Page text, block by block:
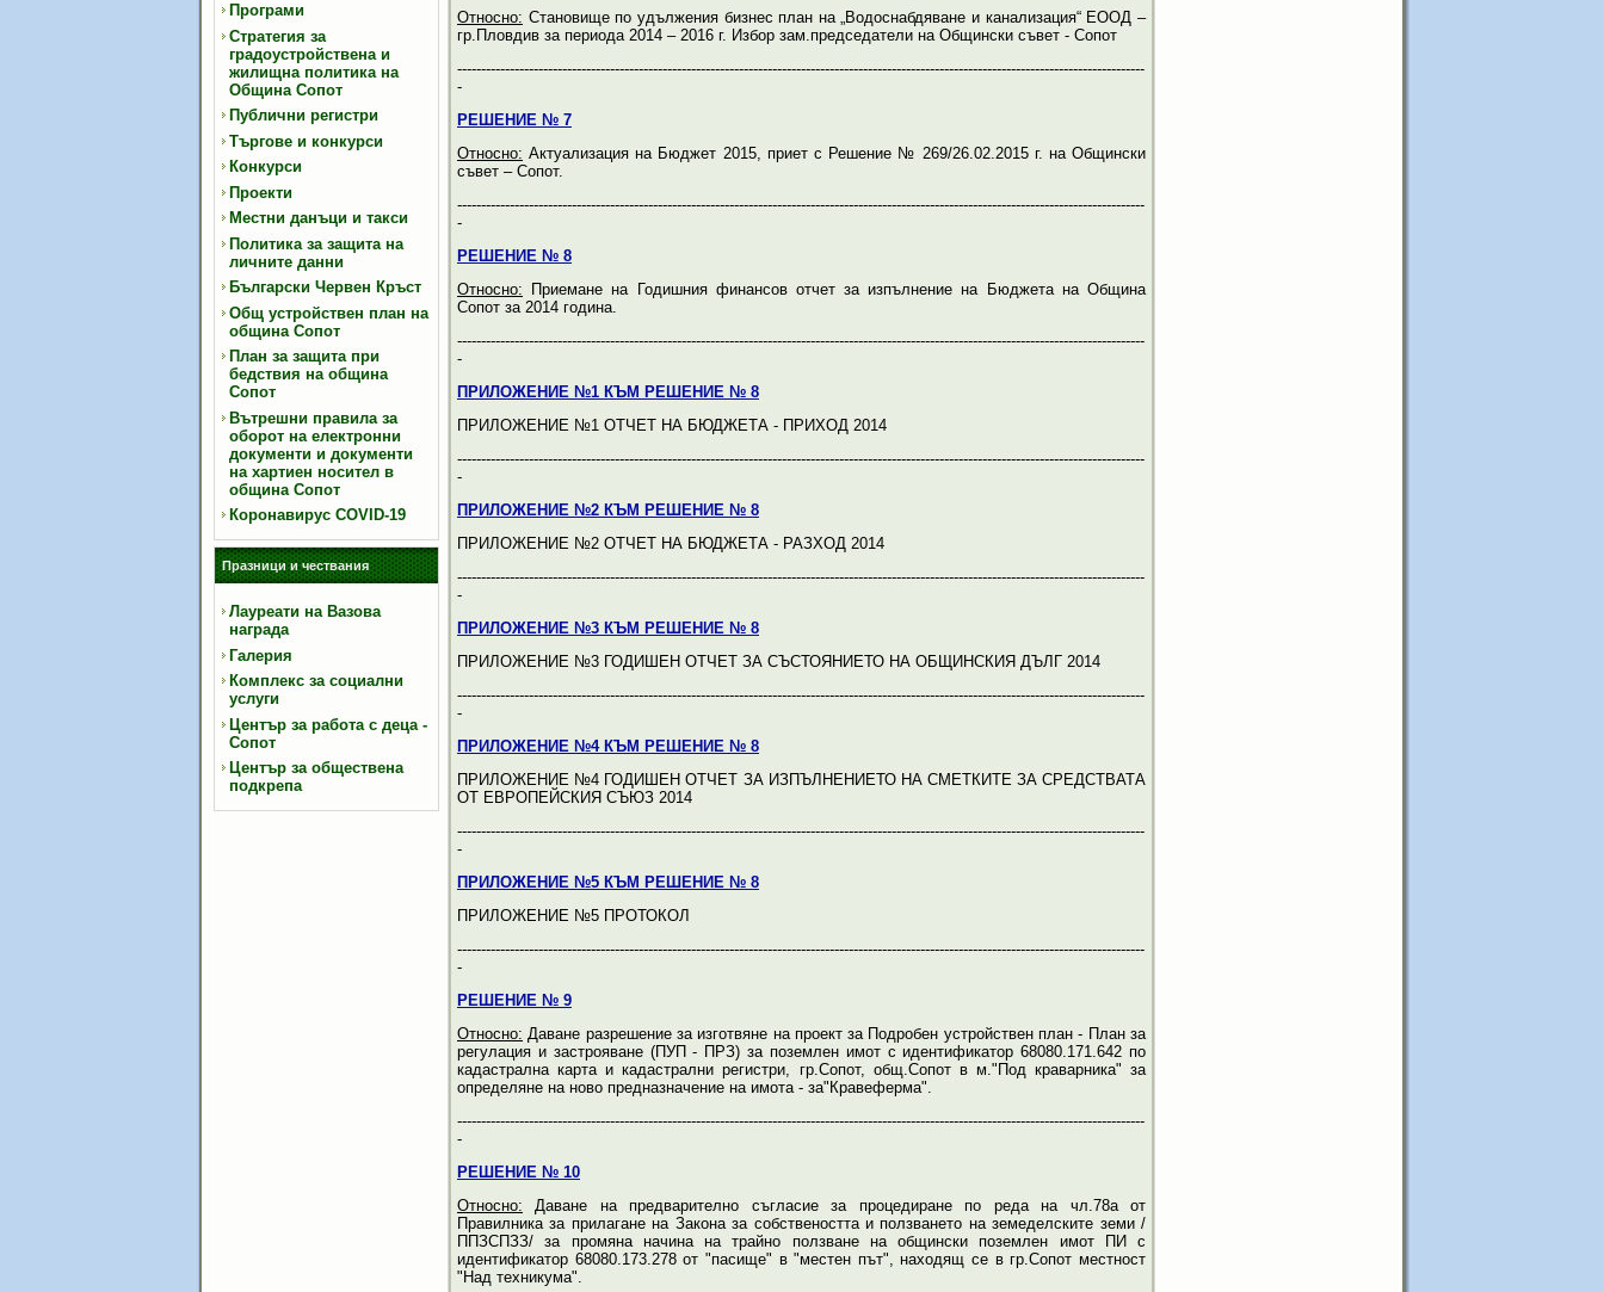
Програми
Стратегия за
градоустройствена и
жилищна политика на
Община Сопот
Публични регистри
Търгове и конкурси
Конкурси
Проекти
Местни данъци и такси
Политика за защита на
личните данни
Български Червен Кръст
Общ устройствен план на
община Сопот
План за защита при
бедствия на община
Сопот
Вътрешни правила за
оборот на електронни
документи и документи
на хартиен носител в
община Сопот
Коронавирус COVID-19
Празници и чествания
Лауреати на Вазова
награда
Галерия
Комплекс за социални
услуги
Център за работа с деца -
Сопот
Център за обществена
подкрепа
Относно: Становище по удължения бизнес план на „Водоснабдяване и канализация“ ЕООД –
гр.Пловдив за периода 2014 – 2016 г. Избор зам.председатели на Общински съвет - Сопот
------------------------------------------------------------------------------------------------------------------------------------------------
-
РЕШЕНИЕ № 7
Относно: Актуализация на Бюджет 2015, приет с Решение № 269/26.02.2015 г. на Общински
съвет – Сопот.
------------------------------------------------------------------------------------------------------------------------------------------------
-
РЕШЕНИЕ № 8
Относно: Приемане на Годишния финансов отчет за изпълнение на Бюджета на Община
Сопот за 2014 година.
------------------------------------------------------------------------------------------------------------------------------------------------
-
ПРИЛОЖЕНИЕ №1 КЪМ РЕШЕНИЕ № 8
ПРИЛОЖЕНИЕ №1 ОТЧЕТ НА БЮДЖЕТА - ПРИХОД 2014
------------------------------------------------------------------------------------------------------------------------------------------------
-
ПРИЛОЖЕНИЕ №2 КЪМ РЕШЕНИЕ № 8
ПРИЛОЖЕНИЕ №2 ОТЧЕТ НА БЮДЖЕТА - РАЗХОД 2014
------------------------------------------------------------------------------------------------------------------------------------------------
-
ПРИЛОЖЕНИЕ №3 КЪМ РЕШЕНИЕ № 8
ПРИЛОЖЕНИЕ №3 ГОДИШЕН ОТЧЕТ ЗА СЪСТОЯНИЕТО НА ОБЩИНСКИЯ ДЪЛГ 2014
------------------------------------------------------------------------------------------------------------------------------------------------
-
ПРИЛОЖЕНИЕ №4 КЪМ РЕШЕНИЕ № 8
ПРИЛОЖЕНИЕ №4 ГОДИШЕН ОТЧЕТ ЗА ИЗПЪЛНЕНИЕТО НА СМЕТКИТЕ ЗА СРЕДСТВАТА
ОТ ЕВРОПЕЙСКИЯ СЪЮЗ 2014
------------------------------------------------------------------------------------------------------------------------------------------------
-
ПРИЛОЖЕНИЕ №5 КЪМ РЕШЕНИЕ № 8
ПРИЛОЖЕНИЕ №5 ПРОТОКОЛ
------------------------------------------------------------------------------------------------------------------------------------------------
-
РЕШЕНИЕ № 9
Относно: Даване разрешение за изготвяне на проект за Подробен устройствен план - План за
регулация и застрояване (ПУП - ПРЗ) за поземлен имот с идентификатор 68080.171.642 по
кадастрална карта и кадастрални регистри, гр.Сопот, общ.Сопот в м."Под краварника" за
определяне на ново предназначение на имота - за"Кравеферма".
------------------------------------------------------------------------------------------------------------------------------------------------
-
РЕШЕНИЕ № 10
Относно: Даване на предварително съгласие за процедиране по реда на чл.78а от
Правилника за прилагане на Закона за собствеността и ползването на земеделските земи /
ППЗСПЗЗ/ за промяна начина на трайно ползване на общински поземлен имот ПИ с
идентификатор 68080.173.278 от "пасище" в "местен път", находящ се в гр.Сопот местност
"Над техникума".